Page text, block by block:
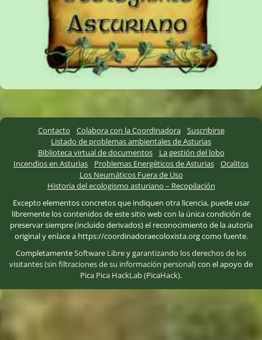
Contacto Colabora con la Coordinadora
Suscribirse
Listado de problemas ambientales de Asturias
Biblioteca virtual de documentos
La gestión del lobo
Incendios en Asturias
Problemas Energéticos de Asturias
Ocalitos
Los Neumáticos Fuera de Uso
Historia del ecologismo asturiano – Recopilación
Excepto elementos concretos que indiquen otra licencia, puede usar
libremente los contenidos de este sitio web con la única condición de
preservar siempre (incluido derivados) el reconocimiento de la autoría
original y enlace a https://coordinadoraecoloxista.org como fuente.
CompletamenteSoftware Libreygarantizando los derechos de los
visitantes (sin filtraciones de su información personal)con el apoyo de
Pica Pica HackLab (PicaHack).